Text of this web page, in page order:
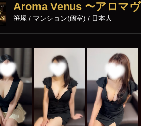
Aroma Venus 〜アロマ
笹塚 / マンション(個室) / 日本人